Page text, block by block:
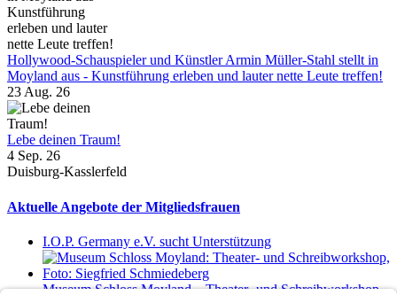
Hollywood-Schauspieler und Künstler Armin Müller-Stahl stellt in
Moyland aus - Kunstführung erleben und lauter nette Leute treffen!
23 Aug. 26
Lebe deinen Traum!
4 Sep. 26
Duisburg-Kasslerfeld
Aktuelle Angebote der Mitgliedsfrauen
I.O.P. Germany e.V. sucht Unterstützung
Museum Schloss Moyland – Theater- und Schreibworkshop